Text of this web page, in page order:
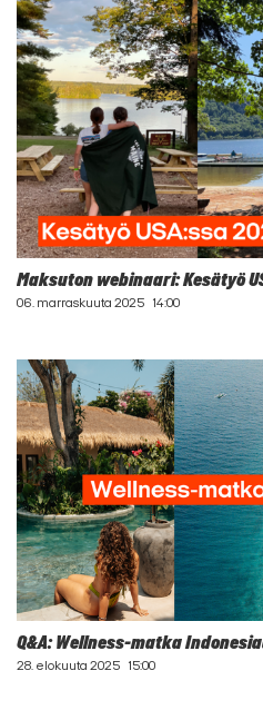
Maksuton webinaari: Kesätyö
06. marraskuuta 2025 14:00
Q&A: Wellness-matka
28. elokuuta 2025 15:00